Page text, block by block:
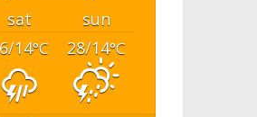
sat
sun
14°C 28/14°C